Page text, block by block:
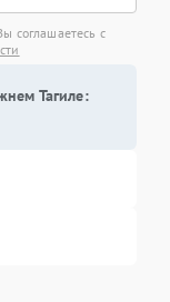
соглашаетесь с
Тагиле: